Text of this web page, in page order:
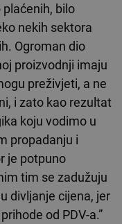
plaćenih, bilo
nekih sektora
Ogroman dio
proizvodnji imaju
preživjeti, a ne
i zato kao rezultat
koju vodimo u
propadanju i
je potpuno
tim se zadužuju
divljanje cijena, jer
od PDV-a.”